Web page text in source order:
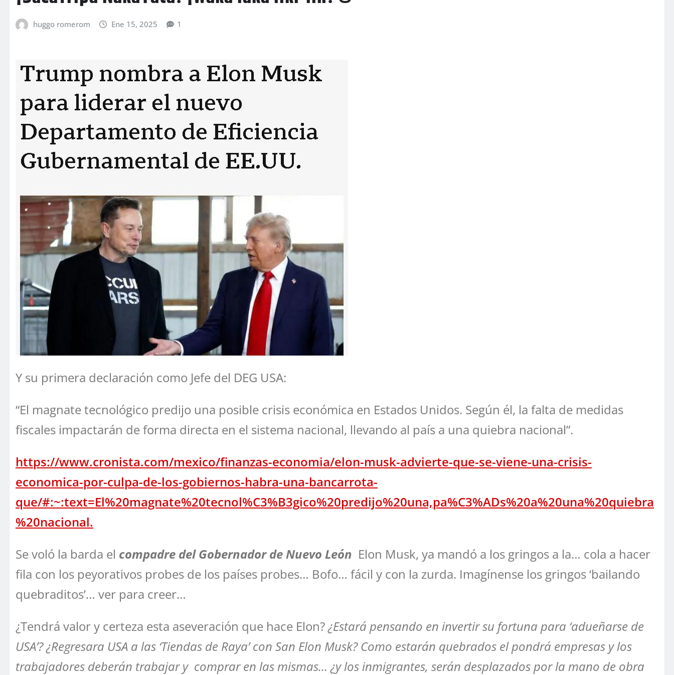
huggo romerom Ene 15, 2025 1
Y su primera declaración como Jefe del DEG USA:
“El magnate tecnológico predijo una posible crisis económica en Estados Unidos. Según él, la falta de medidas
fiscales impactarán de forma directa en el sistema nacional, llevando al país a una quiebra nacional”.
https://www.cronista.com/mexico/finanzas-economia/elon-musk-advierte-que-se-viene-una-crisis-
economica-por-culpa-de-los-gobiernos-habra-una-bancarrota-
que/#:~:text=El%20magnate%20tecnol%C3%B3gico%20predijo%20una,pa%C3%ADs%20a%20una%20quiebra
%20nacional.
Se voló la barda el compadre del Gobernador de Nuevo León Elon Musk, ya mandó a los gringos a la… cola a hacer
fila con los peyorativos probes de los países probes… Bofo… fácil y con la zurda. Imagínense los gringos ‘bailando
quebraditos’… ver para creer…
¿Tendrá valor y certeza esta aseveración que hace Elon?¿Estará pensando en invertir su fortuna para ‘adueñarse de
USA’? ¿Regresara USA a las ‘Tiendas de Raya’ con San Elon Musk? Como estarán quebrados el pondrá empresas y los
trabajadores deberán trabajar y comprar en las mismas… ¿y los inmigrantes, serán desplazados por la mano de obra